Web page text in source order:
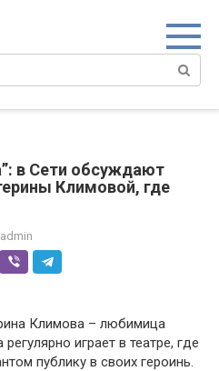
в Сети обсуждают
Климовой, где
admin
Климова – любимица
играет в театре, где
публику в своих героинь.